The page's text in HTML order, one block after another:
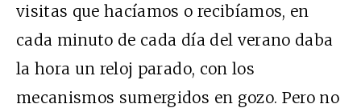
visitas que hacíamos o recibíamos, en
cada minuto de cada día del verano daba
la hora un reloj parado, con los
mecanismos sumergidos en gozo. Pero no